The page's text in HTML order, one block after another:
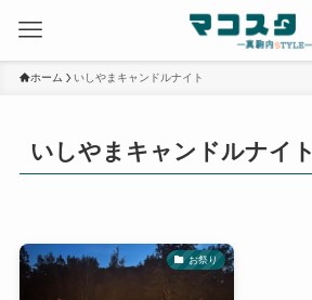
ホーム いしやまキャンドルナイト
いしやまキャンドルナイト
お祭り